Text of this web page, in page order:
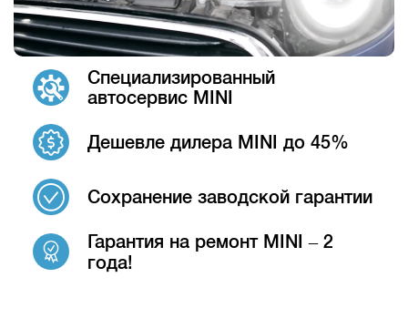
Специализированный
автосервис MINI
Дешевле дилера MINI до 45%
Сохранение заводской гарантии
Гарантия на ремонт MINI – 2
года!